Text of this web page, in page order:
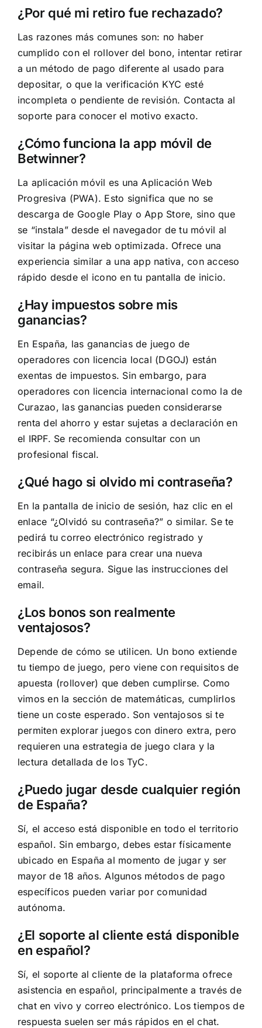
¿Por qué mi retiro fue rechazado?
Las razones más comunes son: no haber
cumplido con el rollover del bono, intentar retirar
a un método de pago diferente al usado para
depositar, o que la verificación KYC esté
incompleta o pendiente de revisión. Contacta al
soporte para conocer el motivo exacto.
¿Cómo funciona la app móvil de
Betwinner?
La aplicación móvil es una Aplicación Web
Progresiva (PWA). Esto significa que no se
descarga de Google Play o App Store, sino que
se “instala” desde el navegador de tu móvil al
visitar la página web optimizada. Ofrece una
experiencia similar a una app nativa, con acceso
rápido desde el icono en tu pantalla de inicio.
¿Hay impuestos sobre mis
ganancias?
En España, las ganancias de juego de
operadores con licencia local (DGOJ) están
exentas de impuestos. Sin embargo, para
operadores con licencia internacional como la de
Curazao, las ganancias pueden considerarse
renta del ahorro y estar sujetas a declaración en
el IRPF. Se recomienda consultar con un
profesional fiscal.
¿Qué hago si olvido mi contraseña?
En la pantalla de inicio de sesión, haz clic en el
enlace “¿Olvidó su contraseña?” o similar. Se te
pedirá tu correo electrónico registrado y
recibirás un enlace para crear una nueva
contraseña segura. Sigue las instrucciones del
email.
¿Los bonos son realmente
ventajosos?
Depende de cómo se utilicen. Un bono extiende
tu tiempo de juego, pero viene con requisitos de
apuesta (rollover) que deben cumplirse. Como
vimos en la sección de matemáticas, cumplirlos
tiene un coste esperado. Son ventajosos si te
permiten explorar juegos con dinero extra, pero
requieren una estrategia de juego clara y la
lectura detallada de los TyC.
¿Puedo jugar desde cualquier región
de España?
Sí, el acceso está disponible en todo el territorio
español. Sin embargo, debes estar físicamente
ubicado en España al momento de jugar y ser
mayor de 18 años. Algunos métodos de pago
específicos pueden variar por comunidad
autónoma.
¿El soporte al cliente está disponible
en español?
Sí, el soporte al cliente de la plataforma ofrece
asistencia en español, principalmente a través de
chat en vivo y correo electrónico. Los tiempos de
respuesta suelen ser más rápidos en el chat.